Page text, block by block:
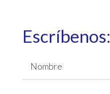
Escríbenos: